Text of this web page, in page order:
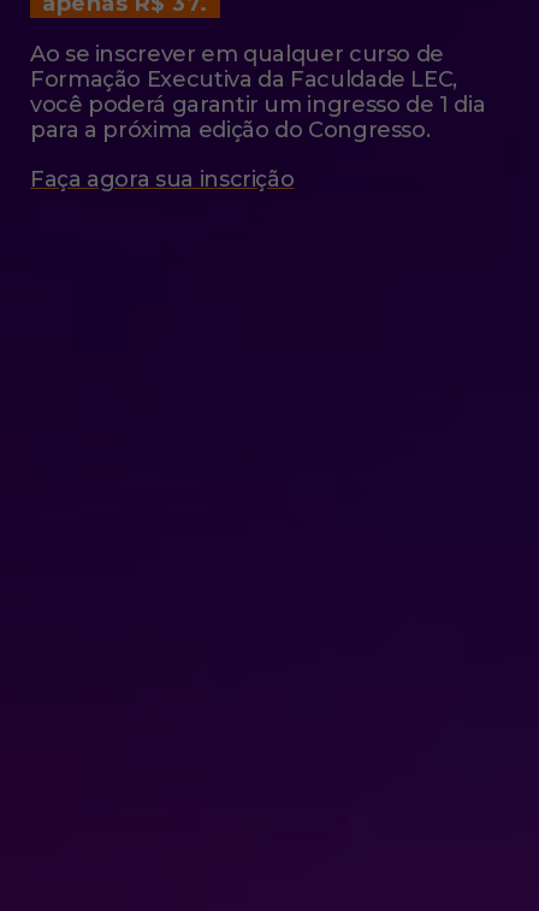
Ao se inscrever em qualquer curso de
Formação Executiva da Faculdade LEC,
você poderá garantir um ingresso de 1 dia
para a próxima edição do Congresso.
Faça agora sua inscrição